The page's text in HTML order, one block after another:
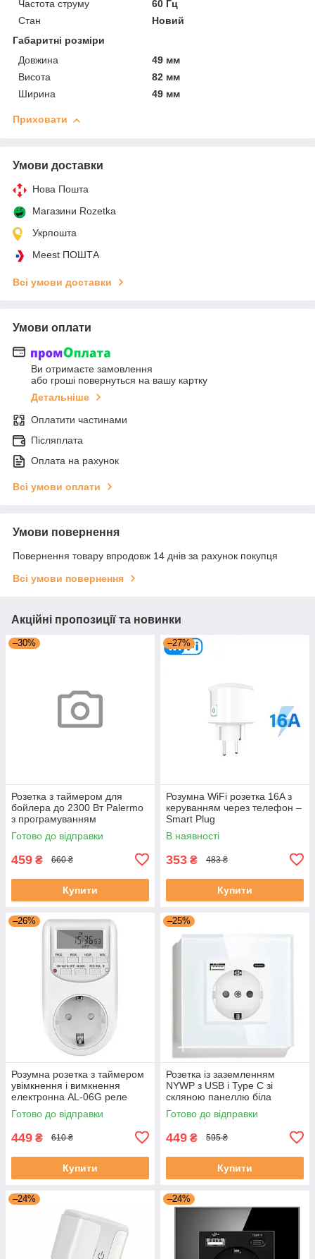
Частота струму
60 Гц
Стан
Новий
Габаритні розміри
Довжина
49 мм
Висота
82 мм
Ширина
49 мм
Приховати
Умови доставки
Нова Пошта
Магазини Rozetka
Укрпошта
Meest ПОШТА
Всі умови доставки
Умови оплати
Ви отримаєте замовлення
або гроші повернуться на вашу картку
Детальніше
Оплатити частинами
Післяплата
Оплата на рахунок
Всі умови оплати
Умови повернення
Повернення товару впродовж 14 днів за рахунок покупця
Всі умови повернення
Акційні пропозиції та новинки
–30%
Розетка з таймером для
бойлера до 2300 Вт Palermo
з програмуванням
увімкнення і вимкнення
Готово до відправки
459 ₴ 660 ₴
Купити
–27%
Розумна WiFi розетка 16A з
керуванням через телефон –
Smart Plug
В наявності
353 ₴ 483 ₴
Купити
–26%
Розумна розетка з таймером
увімкнення і вимкнення
електронна AL-06G реле
часу 220В
Готово до відправки
449 ₴ 610 ₴
Купити
–25%
Розетка із заземленням
NYWP з USB і Type C зі
скляною панеллю біла
Готово до відправки
449 ₴ 595 ₴
Купити
–24% –24%